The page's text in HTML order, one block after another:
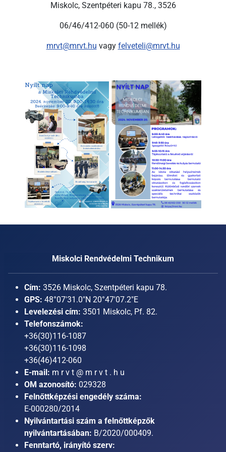
Miskolc, Szentpéteri kapu 78., 3526
06/46/412-060 (50-12 mellék)
mrvt@mrvt.hu vagy felveteli@mrvt.hu
Miskolci Rendvédelmi Technikum
Cím: 3526 Miskolc, Szentpéteri kapu 78.
GPS: 48°07'31.0"N 20°47'07.2"E
Levelezési cím: 3501 Miskolc, Pf. 82.
Telefonszámok:
+36(30)116-1087
+36(30)116-1098
+36(46)412-060
E-mail: m r v t @ m r v t . h u
OM azonosító: 029328
Felnőttképzési engedély száma:
E-000280/2014
Nyilvántartási szám a felnőttképzők
nyilvántartásában: B/2020/000409.
Fenntartó, irányító szerv: